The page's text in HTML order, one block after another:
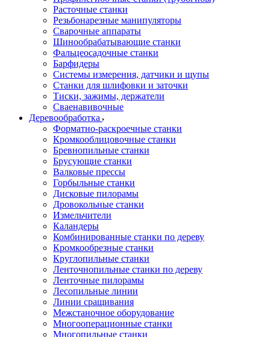
Расточные станки
Резьбонарезные манипуляторы
Сварочные аппараты
Шинообрабатывающие станки
Фальцеосадочные станки
Барфидеры
Системы измерения, датчики и щупы
Станки для шлифовки и заточки
Тиски, зажимы, держатели
Cваенавивочные
Деревообработка
Форматно-раскроечные станки
Кромкооблицовочные станки
Бревнопильные станки
Брусующие станки
Валковые прессы
Горбыльные станки
Дисковые пилорамы
Дровокольные станки
Измельчители
Каландеры
Комбинированные станки по дереву
Кромкообрезные станки
Круглопильные станки
Ленточнопильные станки по дереву
Ленточные пилорамы
Лесопильные линии
Линии сращивания
Межстаночное оборудование
Многооперационные станки
Многопильные станки